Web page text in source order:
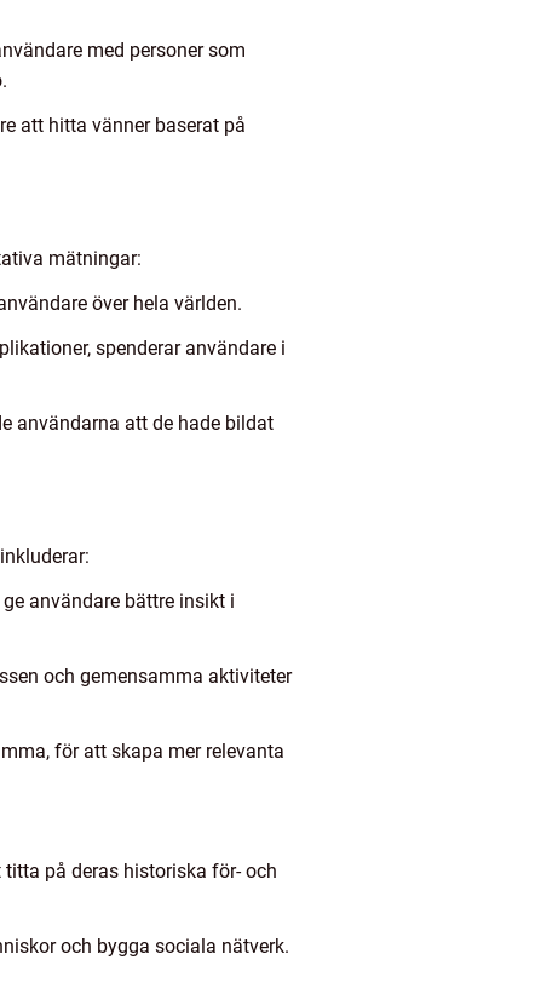
med personer som
att hitta vänner baserat på
mätningar:
över hela världen.
spenderar användare i
användarna att de hade bildat
användare bättre insikt i
och gemensamma aktiviteter
för att skapa mer relevanta
på deras historiska för- och
och bygga sociala nätverk.